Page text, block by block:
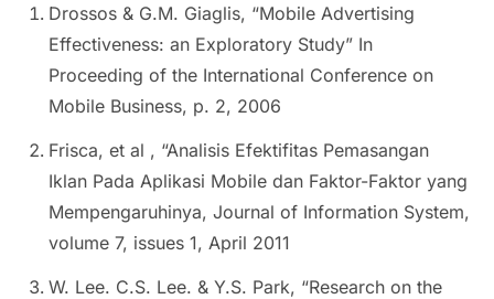
Drossos & G.M. Giaglis, “Mobile Advertising
Effectiveness: an Exploratory Study” In
Proceeding of the International Conference on
Mobile Business, p. 2, 2006
Frisca, et al , “Analisis Efektifitas Pemasangan
Iklan Pada Aplikasi Mobile dan Faktor-Faktor yang
Mempengaruhinya, Journal of Information System,
volume 7, issues 1, April 2011
W. Lee. C.S. Lee. & Y.S. Park, “Research on the